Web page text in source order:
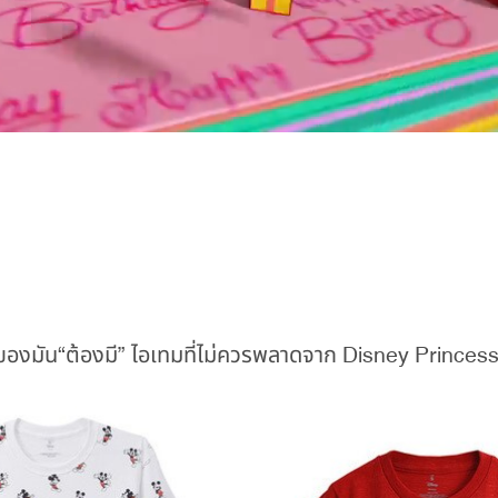
งมัน“ต้องมี” ไอเทมที่ไม่ควรพลาดจาก Disney